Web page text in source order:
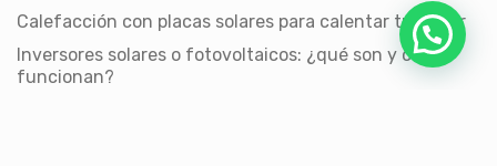
Calefacción con placas solares para calentar tu hogar
Inversores solares o fotovoltaicos: ¿qué son y cómo
funcionan?